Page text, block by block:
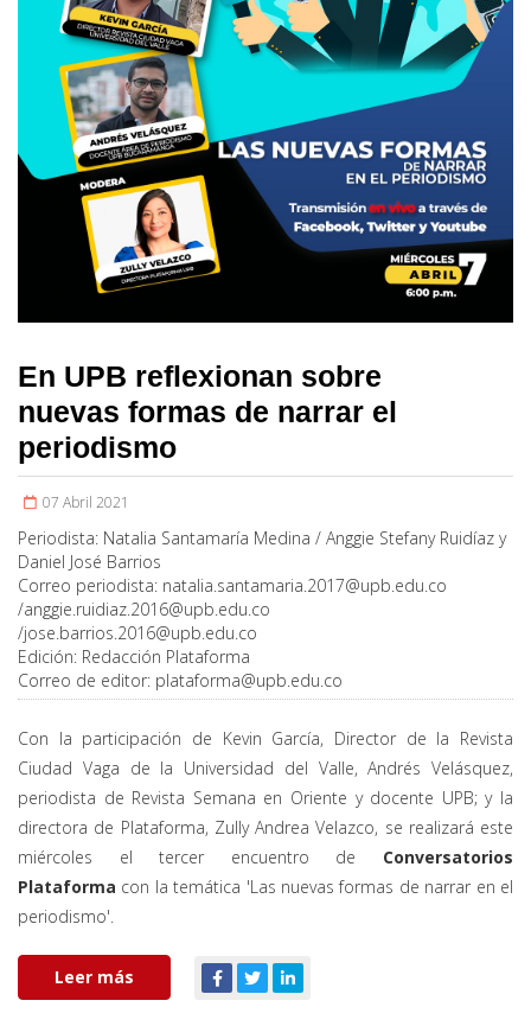
En UPB reflexionan sobre
nuevas formas de narrar el
periodismo
07 Abril 2021
Periodista: Natalia Santamaría Medina / Anggie Stefany Ruidíaz y
Daniel José Barrios
Correo periodista: natalia.santamaria.2017@upb.edu.co
/anggie.ruidiaz.2016@upb.edu.co
/jose.barrios.2016@upb.edu.co
Edición: Redacción Plataforma
Correo de editor: plataforma@upb.edu.co
Con la participación de Kevin García, Director de la Revista
Ciudad Vaga de la Universidad del Valle, Andrés Velásquez,
periodista de Revista Semana en Oriente y docente UPB; y la
directora de Plataforma, Zully Andrea Velazco, se realizará este
miércoles el tercer encuentro de Conversatorios
Plataforma con la temática 'Las nuevas formas de narrar en el
periodismo'.
Leer más